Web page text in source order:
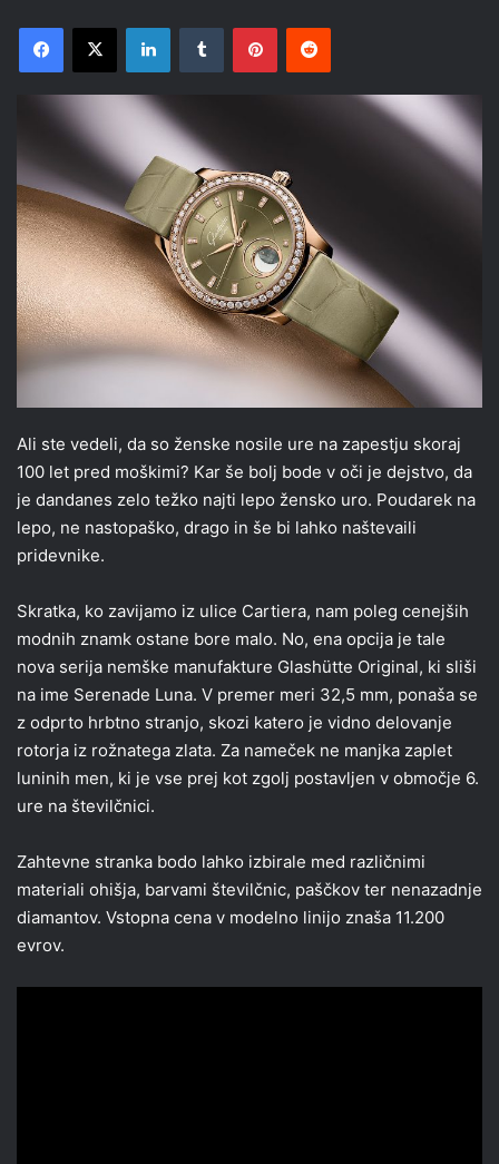
Facebook
X LinkedInTumblr PinterestReddit
Ali ste vedeli, da so ženske nosile ure na zapestju skoraj
100 let pred moškimi? Kar še bolj bode v oči je dejstvo, da
je dandanes zelo težko najti lepo žensko uro. Poudarek na
lepo, ne nastopaško, drago in še bi lahko naštevaili
pridevnike.
Skratka, ko zavijamo iz ulice Cartiera, nam poleg cenejših
modnih znamk ostane bore malo. No, ena opcija je tale
nova serija nemške manufakture Glashütte Original, ki sliši
na ime Serenade Luna. V premer meri 32,5 mm, ponaša se
z odprto hrbtno stranjo, skozi katero je vidno delovanje
rotorja iz rožnatega zlata. Za nameček ne manjka zaplet
luninih men, ki je vse prej kot zgolj postavljen v območje 6.
ure na številčnici.
Zahtevne stranka bodo lahko izbirale med različnimi
materiali ohišja, barvami številčnic, paščkov ter nenazadnje
diamantov. Vstopna cena v modelno linijo znaša 11.200
evrov.